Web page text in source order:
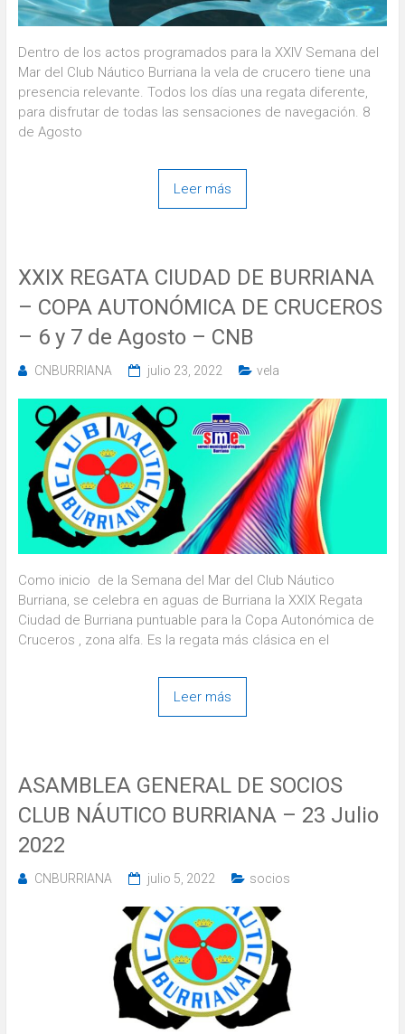
Dentro de los actos programados para la XXIV Semana del
Mar del Club Náutico Burriana la vela de crucero tiene una
presencia relevante. Todos los días una regata diferente,
para disfrutar de todas las sensaciones de navegación. 8
de Agosto
Leer más
XXIX REGATA CIUDAD DE BURRIANA
– COPA AUTONÓMICA DE CRUCEROS
– 6 y 7 de Agosto – CNB
CNBURRIANA julio 23, 2022 vela
Como inicio de la Semana del Mar del Club Náutico
Burriana, se celebra en aguas de Burriana la XXIX Regata
Ciudad de Burriana puntuable para la Copa Autonómica de
Cruceros , zona alfa. Es la regata más clásica en el
Leer más
ASAMBLEA GENERAL DE SOCIOS
CLUB NÁUTICO BURRIANA – 23 Julio
2022
CNBURRIANA julio 5, 2022 socios